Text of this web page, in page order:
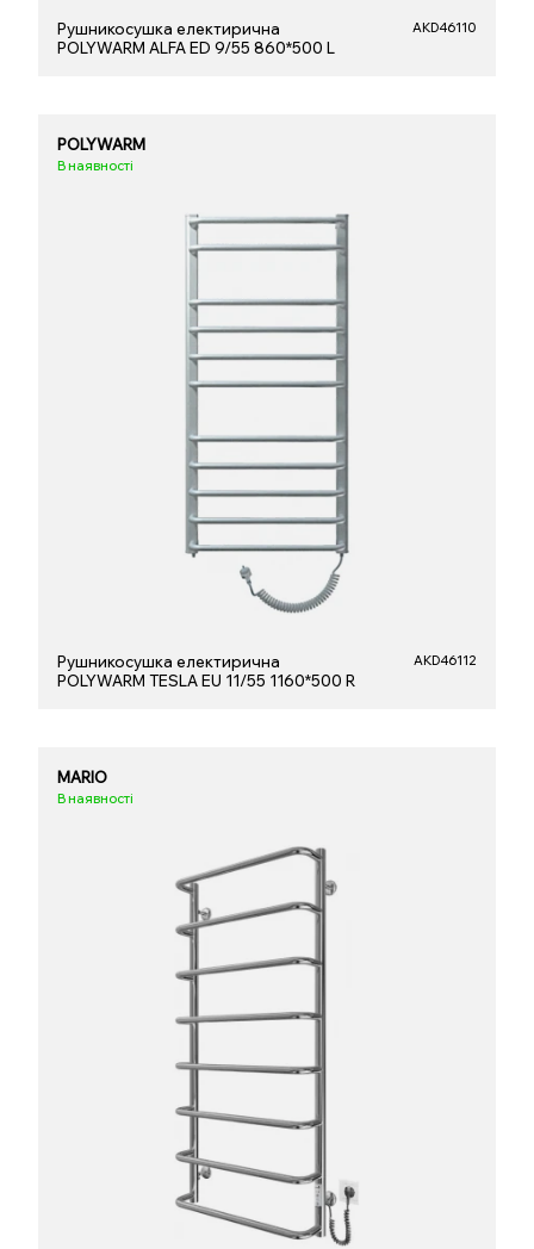
Рушникосушка електирична
POLYWARM ALFA ED 9/55 860*500 L
AKD46110
POLYWARM
В наявності
Рушникосушка електирична
POLYWARM TESLA EU 11/55 1160*500 R
AKD46112
MARIO
В наявності